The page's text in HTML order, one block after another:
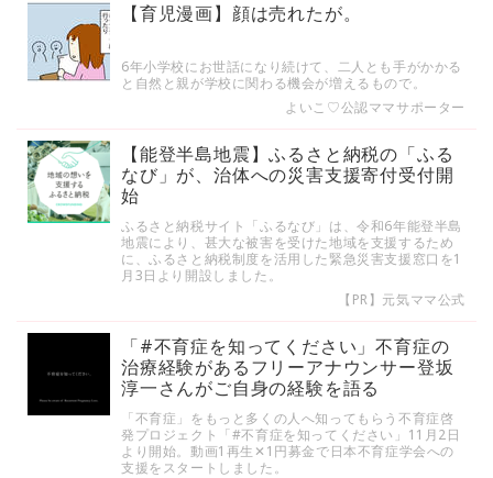
【育児漫画】顔は売れたが。
6年小学校にお世話になり続けて、二人とも手がかかる
と自然と親が学校に関わる機会が増えるもので。
よいこ♡公認ママサポーター
【能登半島地震】ふるさと納税の「ふる
なび」が、治体への災害支援寄付受付開
始
ふるさと納税サイト「ふるなび」は、令和6年能登半島
地震により、甚大な被害を受けた地域を支援するため
に、ふるさと納税制度を活用した緊急災害支援窓口を1
月3日より開設しました。
【PR】元気ママ公式
「#不育症を知ってください」不育症の
治療経験があるフリーアナウンサー登坂
淳一さんがご自身の経験を語る
「不育症」をもっと多くの人へ知ってもらう不育症啓
発プロジェクト「#不育症を知ってください」11月2日
より開始。動画1再生✕1円募金で日本不育症学会への
支援をスタートしました。